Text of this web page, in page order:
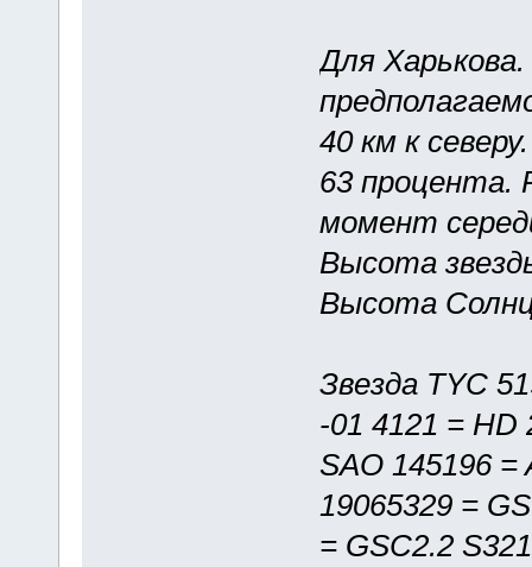
Для
40 км к
63 процента.
момент
Высота
Высота
Звезда TYC
-01 4121 = HD
SAO 145196 =
19065329 =
= GSC2.2